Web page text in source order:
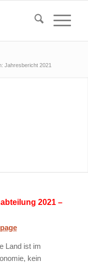
Jahresbericht 2021
2021 –
Land ist im
kein